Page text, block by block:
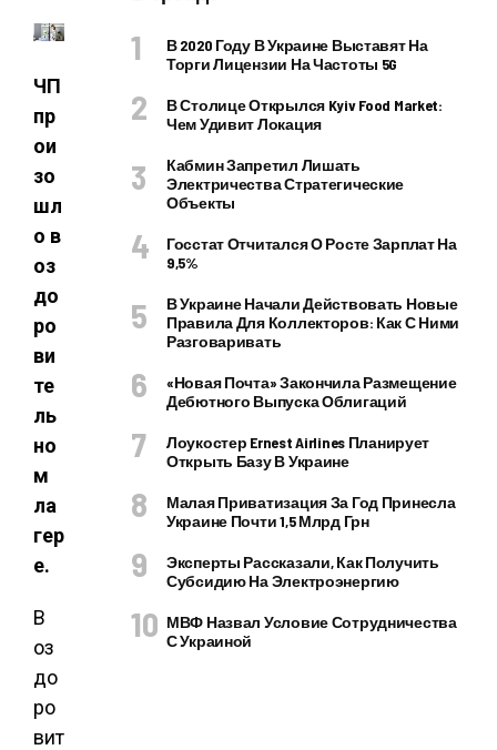
ЧП
пр
ои
зо
шл
о в
оз
до
ро
ви
те
ль
но
м
ла
гер
е.
В
оз
до
ро
вит
В 2020 Году В Украине Выставят На
Торги Лицензии На Частоты 5G
В Столице Открылся Kyiv Food Market:
Чем Удивит Локация
Кабмин Запретил Лишать
Электричества Стратегические
Объекты
Госстат Отчитался О Росте Зарплат На
9,5%
В Украине Начали Действовать Новые
Правила Для Коллекторов: Как С Ними
Разговаривать
«Новая Почта» Закончила Размещение
Дебютного Выпуска Облигаций
Лоукостер Ernest Airlines Планирует
Открыть Базу В Украине
Малая Приватизация За Год Принесла
Украине Почти 1,5 Млрд Грн
Эксперты Рассказали, Как Получить
Субсидию На Электроэнергию
МВФ Назвал Условие Сотрудничества
С Украиной